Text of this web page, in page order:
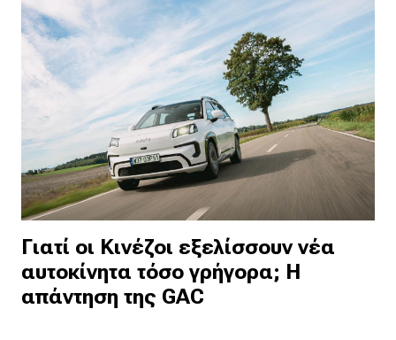
Γιατί οι Κινέζοι εξελίσσουν νέα
αυτοκίνητα τόσο γρήγορα; Η
απάντηση της GAC